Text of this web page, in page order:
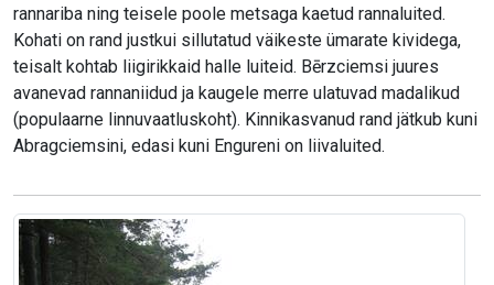
rannariba ning teisele poole metsaga kaetud rannaluited.
Kohati on rand justkui sillutatud väikeste ümarate kividega,
teisalt kohtab liigirikkaid halle luiteid. Bērzciemsi juures
avanevad rannaniidud ja kaugele merre ulatuvad madalikud
(populaarne linnuvaatluskoht). Kinnikasvanud rand jätkub kuni
Abragciemsini, edasi kuni Engureni on liivaluited.